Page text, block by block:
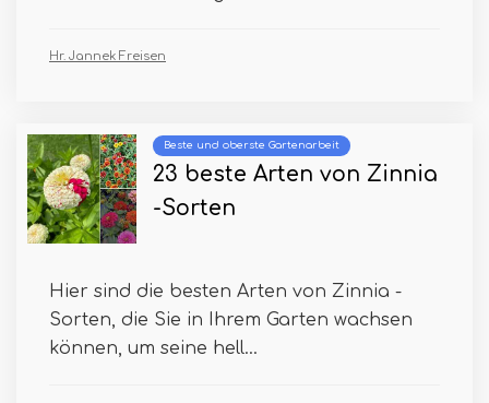
Hr. Jannek Freisen
Beste und oberste Gartenarbeit
23 beste Arten von Zinnia
-Sorten
Hier sind die besten Arten von Zinnia -
Sorten, die Sie in Ihrem Garten wachsen
können, um seine hell...